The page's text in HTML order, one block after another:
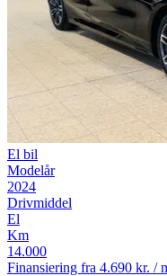
El bil
Modelår
2024
Drivmiddel
El
Km
14.000
Finansiering fra 4.690 kr. /